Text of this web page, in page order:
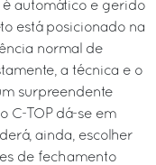
automático e gerido
está posicionado na
normal de
a técnica e o
surpreendente
C-TOP dá-se em
ainda, escolher
de fechamento